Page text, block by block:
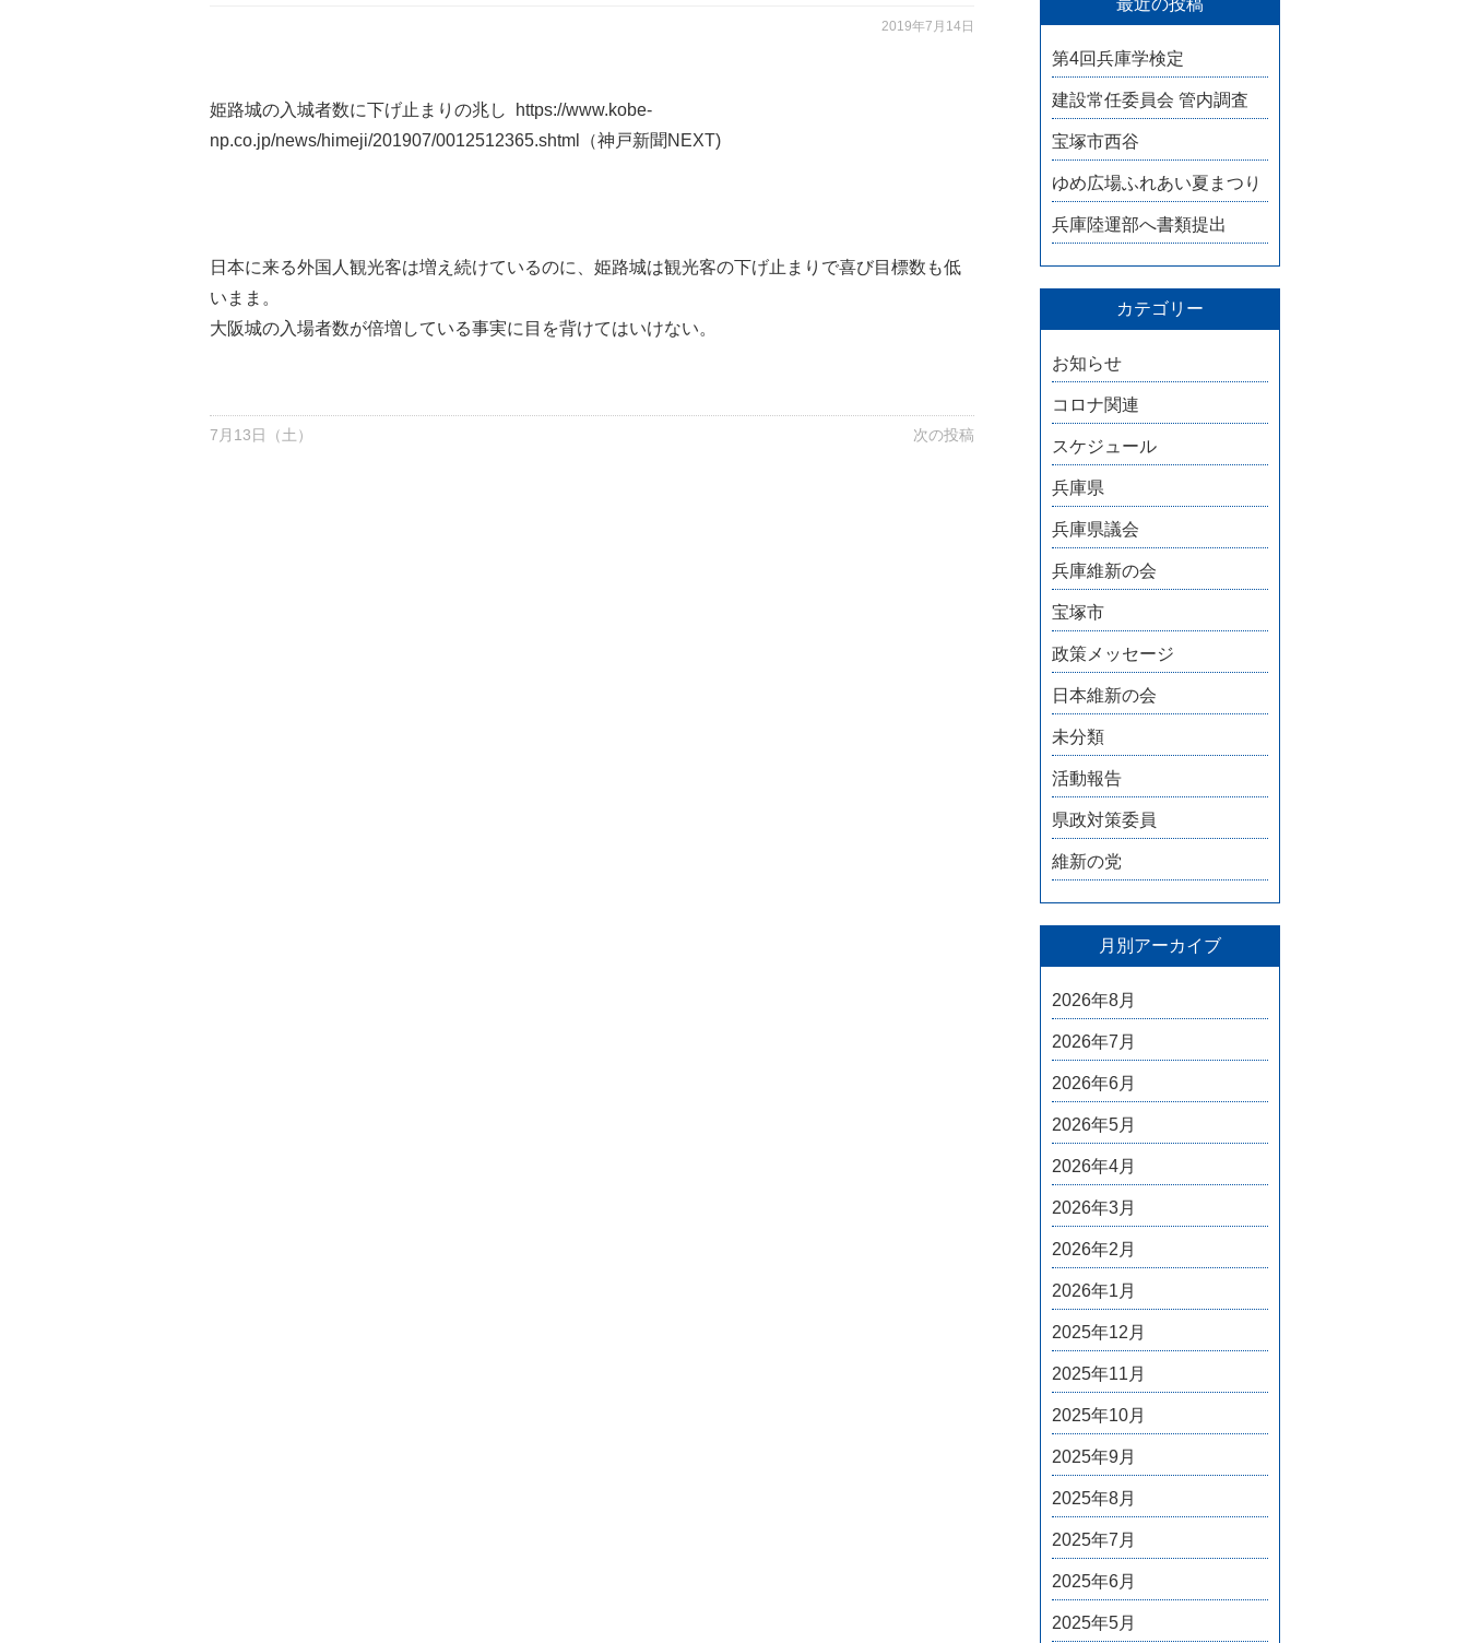
2019年7月14日
姫路城の入城者数に下げ止まりの兆し
https://www.kobe-
np.co.jp/news/himeji/201907/0012512365.shtml
（神戸新聞NEXT)
日本に来る外国人観光客は増え続けているのに、姫路城は観光客の下げ止まりで喜び目標数も低
いまま。
大阪城の入場者数が倍増している事実に目を背けてはいけない。
7月13日（土） 次の投稿
最近の投稿
第4回兵庫学検定
建設常任委員会 管内調査
宝塚市西谷
ゆめ広場ふれあい夏まつり
兵庫陸運部へ書類提出
カテゴリー
お知らせ
コロナ関連
スケジュール
兵庫県
兵庫県議会
兵庫維新の会
宝塚市
政策メッセージ
日本維新の会
未分類
活動報告
県政対策委員
維新の党
月別アーカイブ
2026年8月
2026年7月
2026年6月
2026年5月
2026年4月
2026年3月
2026年2月
2026年1月
2025年12月
2025年11月
2025年10月
2025年9月
2025年8月
2025年7月
2025年6月
2025年5月